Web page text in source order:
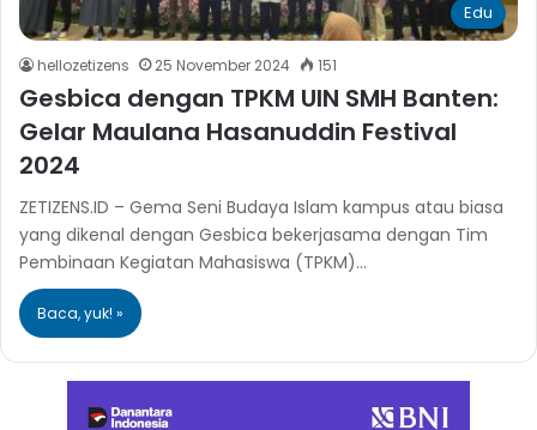
Edu
hellozetizens 25 November 2024 151
Gesbica dengan TPKM UIN SMH Banten:
Gelar Maulana Hasanuddin Festival
2024
ZETIZENS.ID – Gema Seni Budaya Islam kampus atau biasa
yang dikenal dengan Gesbica bekerjasama dengan Tim
Pembinaan Kegiatan Mahasiswa (TPKM)…
Baca, yuk! »